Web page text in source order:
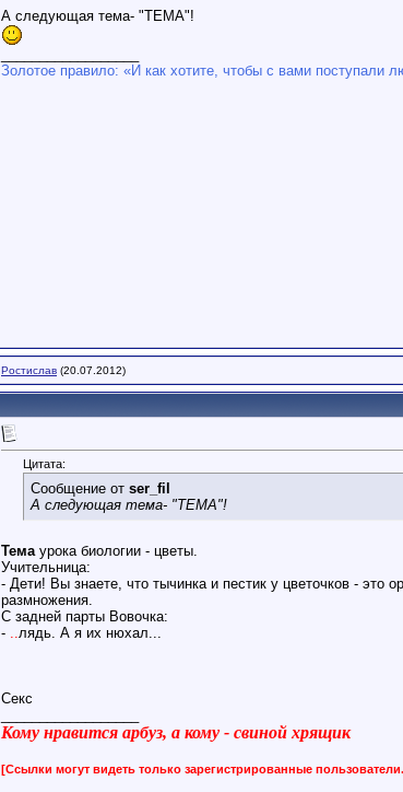
А следующая тема- "ТЕМА"!
Золотое правило: «И как хотите, чтобы с вами поступали
Ростислав (20.07.2012)
Цитата:
Сообщение от ser_fil
А следующая тема- "ТЕМА"!
Темаурока биологии - цветы.
Учительница:
- Дети! Вы знаете, что тычинка и пестик у цветочков - это
размножения.
С задней парты Вовочка:
- ..лядь. А я их нюхал...
Секс
Кому нравится арбуз, а кому - свиной хрящик
[Ссылки могут видеть только зарегистрированные пользователи.